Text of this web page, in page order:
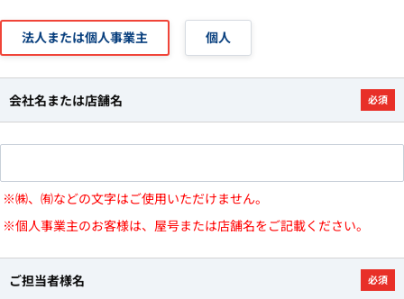
法人または個人事業主 個人
会社名または店舗名 必須
※㈱、㈲などの文字はご使用いただけません。
※個人事業主のお客様は、屋号または店舗名をご記載ください。
ご担当者様名 必須